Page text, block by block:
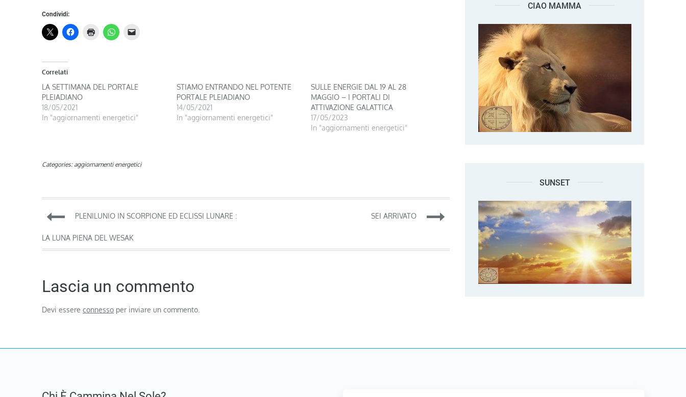
Condividi:
Correlati
LA SETTIMANA DEL PORTALE
PLEIADIANO
18/05/2021
In "aggiornamenti energetici"
STIAMO ENTRANDO NEL POTENTE
PORTALE PLEIADIANO
14/05/2021
In "aggiornamenti energetici"
SULLE ENERGIE DAL 19 AL 28
MAGGIO – I PORTALI DI
ATTIVAZIONE GALATTICA
17/05/2023
In "aggiornamenti energetici"
Categories: aggiornamenti energetici
Navigazione
articoli
PLENILUNIO IN SCORPIONE ED ECLISSI LUNARE :
LA LUNA PIENA DEL WESAK
SEI ARRIVATO
Lascia un commento
Devi essere connesso per inviare un commento.
CIAO MAMMA
SUNSET